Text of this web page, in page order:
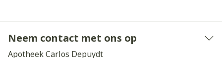
Neem contact met ons op
Apotheek Carlos Depuydt